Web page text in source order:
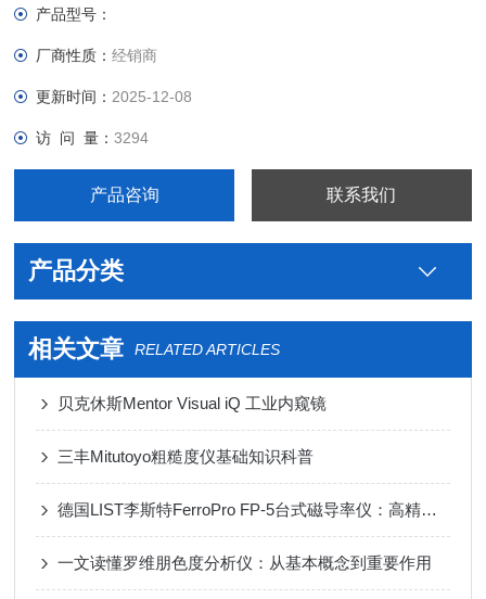
PosiTector DPMS - 整体式空气温度/湿度/露点传感器，带电缆，
产品型号：
厂商性质：经销商
更新时间： 2025-12-08
访 问 量：3294
产品咨询 联系我们
产品分类
相关文章 RELATED ARTICLES
贝克休斯Mentor Visual iQ 工业内窥镜
三丰Mitutoyo粗糙度仪基础知识科普
德国LIST李斯特FerroPro FP-5台式磁导率仪：高精度检测，助力材料质量把控
一文读懂罗维朋色度分析仪：从基本概念到重要作用